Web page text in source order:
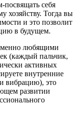
посвящать себя
хозяйству. Тогда вы
и это позволит
в будущем.
любящими
(каждый пальчик,
активных
внутренние
вибрацию), это
развитии